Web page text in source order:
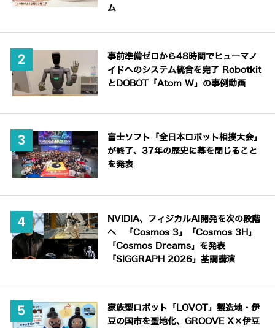
ム
事前準備ゼロから48時間でヒューマノ
イドへのシステム統合を完了 Robotkit
とDOBOT「Atom W」の事例動画
富士ソフト「全日本ロボット相撲大会」
が終了、37年の歴史に幕を閉じること
を発表
NVIDIA、フィジカルAI開発を次の段階
へ 「Cosmos 3」「Cosmos 3H」
「Cosmos Dreams」を発表
「SIGGRAPH 2026」基調講演
家族型ロボット「LOVOT」製造地・伊
豆の国市を聖地化、GROOVE X×伊豆